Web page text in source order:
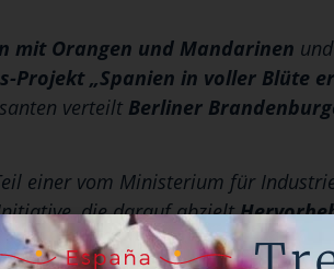
mit Orangen und Mandarinen
Projekt „Spanien in voller Blüte
verteilt Berliner
einer vom Ministerium für
die darauf abzielt
Aufwertung der Arbeit